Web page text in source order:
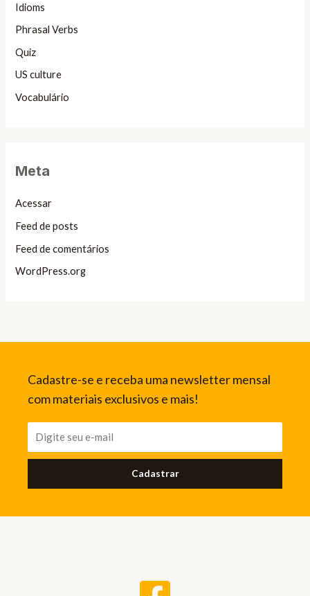
Idioms
Phrasal Verbs
Quiz
US culture
Vocabulário
Meta
Acessar
Feed de posts
Feed de comentários
WordPress.org
Cadastre-se e receba uma newsletter mensal
com materiais exclusivos e mais!
Cadastrar